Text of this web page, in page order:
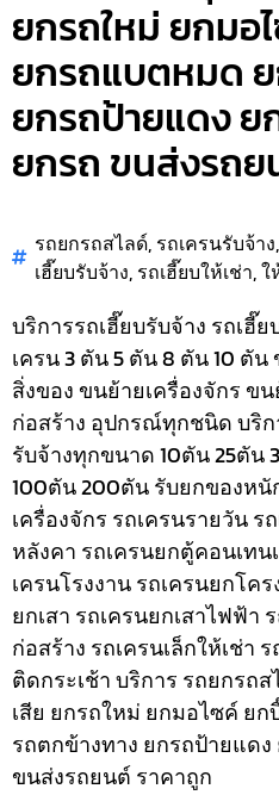
ยกรถใหม่ ยกมอ
ยกรถแบตหมด
ยกรถป้ายแดง ย
ยกรถ ขนส่งรถย
รถยกรถสไลด์, รถเครนรับจ้าง,
เฮี๊ยบรับจ้าง, รถเฮี๊ยบให้เช่า,ใ
บริการรถเฮี๊ยบรับจ้าง รถเฮี๊
เครน 3 ตัน 5 ตัน 8 ตัน 10 ตั
สิ่งของ ขนย้ายเครื่องจักร ข
ก่อสร้าง อุปกรณ์ทุกชนิดบริ
รับจ้างทุกขนาด 10ตัน 25ตั
100ตัน 200ตัน รับยกของห
เครื่องจักร รถเครนรายวัน ร
หลังคา รถเครนยกตู้คอนเทน
เครนโรงงาน รถเครนยกโค
ยกเสา รถเครนยกเสาไฟฟ้า
ก่อสร้าง รถเครนเล็กให้เช่า
ติดกระเช้าบริการ รถยกรถ
เสีย ยกรถใหม่ ยกมอไซค์ ย
รถตกข้างทาง ยกรถป้ายแด
ขนส่งรถยนต์ ราคาถูก